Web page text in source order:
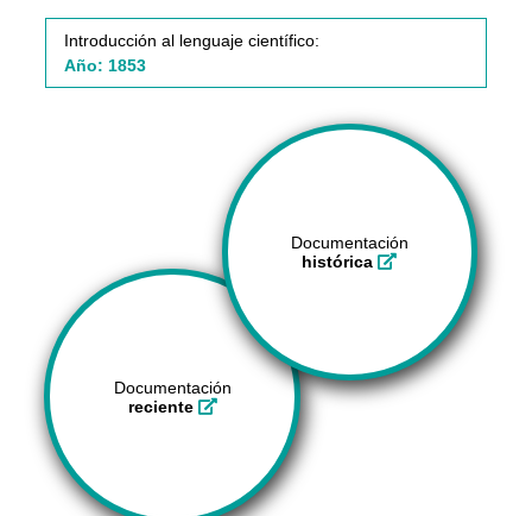
Introducción al lenguaje científico:
Año: 1853
Documentación
histórica
Documentación
reciente